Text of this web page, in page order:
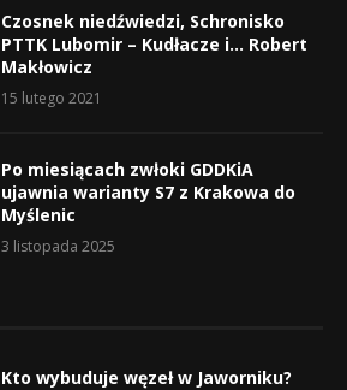
Czosnek niedźwiedzi, Schronisko
PTTK Lubomir – Kudłacze i… Robert
Makłowicz
15 lutego 2021
Po miesiącach zwłoki GDDKiA
ujawnia warianty S7 z Krakowa do
Myślenic
3 listopada 2025
Kto wybuduje węzeł w Jaworniku?